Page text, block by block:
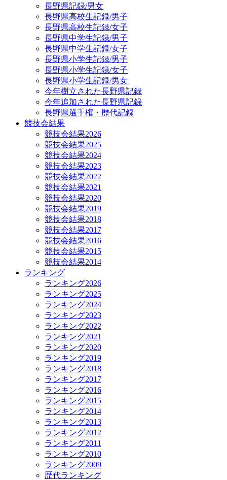
長野県記録/男女
長野県高校生記録/男子
長野県高校生記録/女子
長野県中学生記録/男子
長野県中学生記録/女子
長野県小学生記録/男子
長野県小学生記録/女子
長野県小学生記録/男女
今年樹立された長野県記録
今年追加された長野県記録
長野県選手権・歴代記録
競技会結果
競技会結果2026
競技会結果2025
競技会結果2024
競技会結果2023
競技会結果2022
競技会結果2021
競技会結果2020
競技会結果2019
競技会結果2018
競技会結果2017
競技会結果2016
競技会結果2015
競技会結果2014
ランキング
ランキング2026
ランキング2025
ランキング2024
ランキング2023
ランキング2022
ランキング2021
ランキング2020
ランキング2019
ランキング2018
ランキング2017
ランキング2016
ランキング2015
ランキング2014
ランキング2013
ランキング2012
ランキング2011
ランキング2010
ランキング2009
歴代ランキング